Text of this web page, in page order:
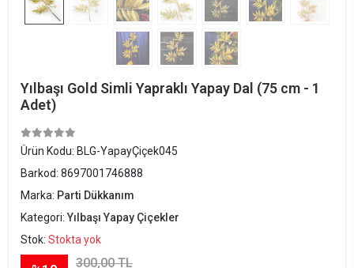
Yılbaşı Gold Simli Yapraklı Yapay Dal (75 cm - 1
Adet)
Ürün Kodu: BLG-YapayÇiçek045
Barkod: 8697001746888
Marka: Parti Dükkanım
Kategori:Yılbaşı Yapay Çiçekler
Stok: Stokta yok
300,00 TL